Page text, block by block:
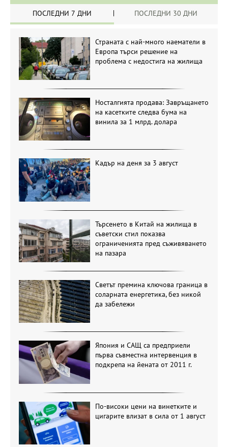
ПОСЛЕДНИ 7 ДНИ ПОСЛЕДНИ 30 ДНИ
Страната с най-много наематели в
Европа търси решение на
проблема с недостига на жилища
Носталгията продава: Завръщането
на касетките следва бума на
винила за 1 млрд. долара
Кадър на деня за 3 август
Търсенето в Китай на жилища в
съветски стил показва
ограниченията пред съживяването
на пазара
Светът премина ключова граница в
соларната енергетика, без никой
да забележи
Япония и САЩ са предприели
първа съвместна интервенция в
подкрепа на йената от 2011 г.
По-високи цени на винетките и
цигарите влизат в сила от 1 август